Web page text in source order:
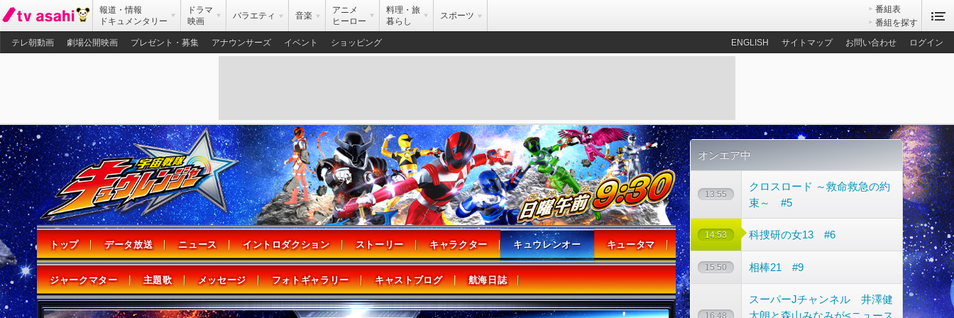
報道・情報
ドキュメンタリー
ドラマ
映画
バラエティ 音楽
アニメ
ヒーロー
料理・旅
暮らし
スポーツ
番組表
番組を探す
テレ朝動画
劇場公開映画 プレゼント・募集 アナウンサーズ イベント ショッピング ENGLISH サイトマップ お問い合わせ ログイン
トップ データ放送 ニュース イントロダクション ストーリー キャラクター キュウレンオー キュータマ
ジャークマター 主題歌 メッセージ フォトギャラリー キャストブログ 航海日誌
オンエア中
13:55
クロスロード ～救命救急の約
束～ #5
14:53 科捜研の女13 #6
15:50 相棒21 #9
16:48
スーパーJチャンネル 井澤健
太朗と森山みなみが<ニュース